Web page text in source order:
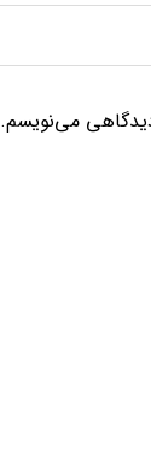
دیدگاهی می‌نویسم.